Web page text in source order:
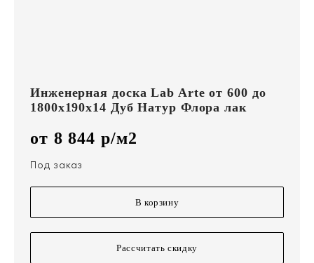
Инженерная доска Lab Arte от 600 до
1800х190х14 Дуб Натур Флора лак
от 8 844 р/м2
Под заказ
В корзину
Рассчитать скидку